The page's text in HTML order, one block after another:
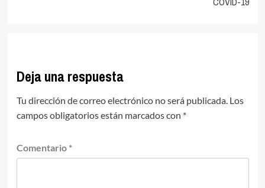
Deja una respuesta
Tu dirección de correo electrónico no será publicada. Los
campos obligatorios están marcados con *
Comentario *